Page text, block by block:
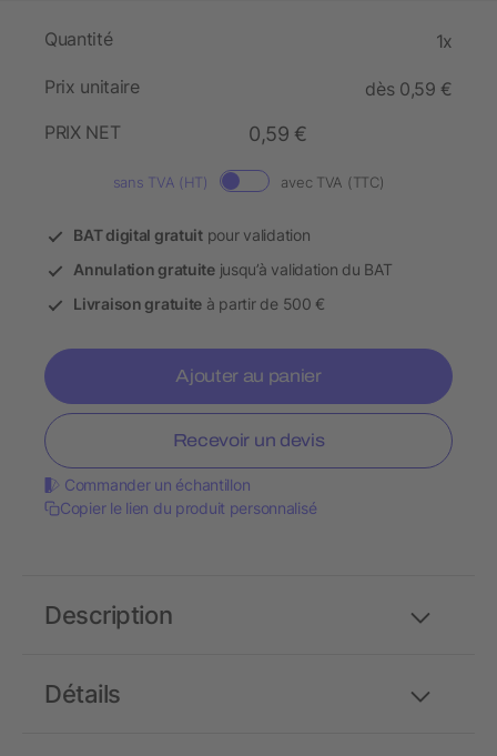
Quantité 1x
Prix unitaire
dès 0,59 €
PRIX NET
0,59 €
sans TVA (HT) avec TVA (TTC)
BAT digital gratuitpour validation
Annulation gratuitejusqu’à validation du BAT
Livraison gratuite à partir de 500 €
Ajouter au panier
Recevoir un devis
Commander un échantillon
Copier le lien du produit personnalisé
Détails
Description